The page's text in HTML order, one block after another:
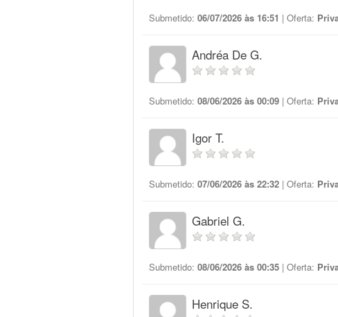
Submetido: 06/07/2026 às 16:51 | Oferta:
Andréa De G.
Submetido: 08/06/2026 às 00:09 | Oferta:
Igor T.
Submetido: 07/06/2026 às 22:32 | Oferta:
Gabriel G.
Submetido: 08/06/2026 às 00:35 | Oferta:
Henrique S.